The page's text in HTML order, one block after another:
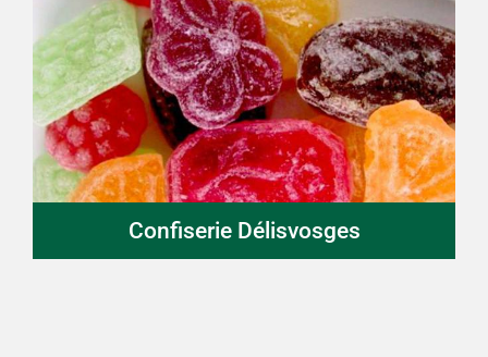
Confiserie Délisvosges